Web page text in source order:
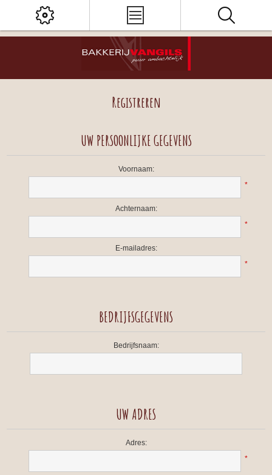
Registreren
UW PERSOONLIJKE GEGEVENS
Voornaam:
*
Achternaam:
*
E-mailadres:
*
BEDRIJFSGEGEVENS
Bedrijfsnaam:
UW ADRES
Adres:
*